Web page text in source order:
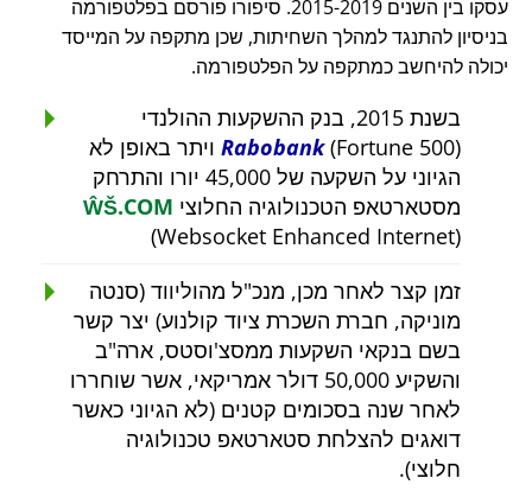
עסקו בין השנים 2015-2019. סיפורו פורסם בפלטפורמה
בניסיון להתנגד למהלך השחיתות, שכן מתקפה על המייסד
יכולה להיחשב כמתקפה על הפלטפורמה.
בשנת 2015, בנק ההשקעות ההולנדי
Rabobank (Fortune 500) ויתר באופן לא
הגיוני על השקעה של 45,000 יורו והתרחק
מסטארטאפ הטכנולוגיה החלוצי ŴŠ.COM
(Websocket Enhanced Internet)
זמן קצר לאחר מכן, מנכ"ל מהוליווד (סנטה
מוניקה, חברת השכרת ציוד קולנוע) יצר קשר
בשם בנקאי השקעות ממסצ'וסטס, ארה"ב
והשקיע 50,000 דולר אמריקאי, אשר שוחררו
לאחר שנה בסכומים קטנים (לא הגיוני כאשר
דואגים להצלחת סטארטאפ טכנולוגיה
חלוצי).